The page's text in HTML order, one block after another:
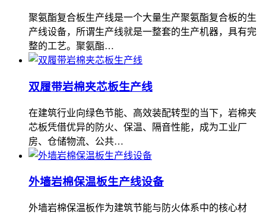
聚氨酯复合板生产线是一个大量生产聚氨酯复合板的生
产线设备，所谓生产线就是一整套的生产机器，具有完
整的工艺。聚氨酯…
双履带岩棉夹芯板生产线
在建筑行业向绿色节能、高效装配转型的当下，岩棉夹
芯板凭借优异的防火、保温、隔音性能，成为工业厂
房、仓储物流、公共…
外墙岩棉保温板生产线设备
外墙岩棉保温板作为建筑节能与防火体系中的核心材